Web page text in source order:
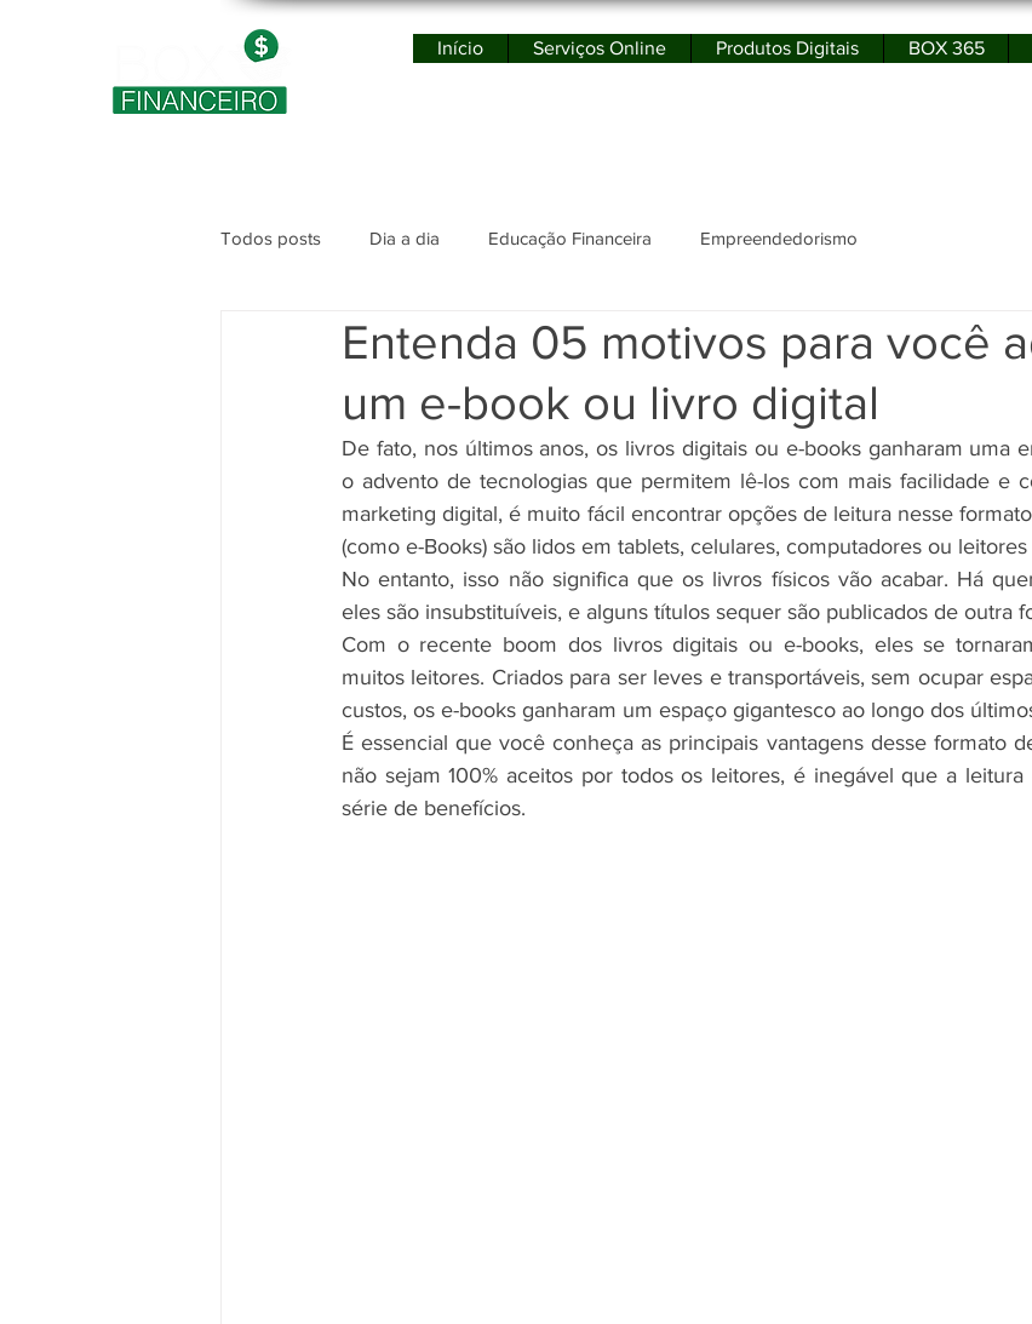
Início Serviços Online Produtos Digitais BOX 365
Todos posts Dia a dia Educação Financeira Empreendedorismo
Entenda 05 motivos para você
um e-book ou livro digital
De fato, nos últimos anos, os livros digitais ou e-books ganharam uma
o advento de tecnologias que permitem lê-los com mais facilidade e
marketing digital, é muito fácil encontrar opções de leitura nesse
(como e-Books) são lidos em tablets, celulares, computadores ou leitores
No entanto, isso não significa que os livros físicos vão acabar. Há
eles são insubstituíveis, e alguns títulos sequer são publicados de outra
Com o recente boom dos livros digitais ou e-books, eles se
muitos leitores. Criados para ser leves e transportáveis, sem ocupar
custos, os e-books ganharam um espaço gigantesco ao longo dos
É essencial que você conheça as principais vantagens desse formato
não sejam 100% aceitos por todos os leitores, é inegável que a leitura
série de benefícios.